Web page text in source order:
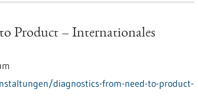
Product – Internationales
diagnostics-from-need-to-product-